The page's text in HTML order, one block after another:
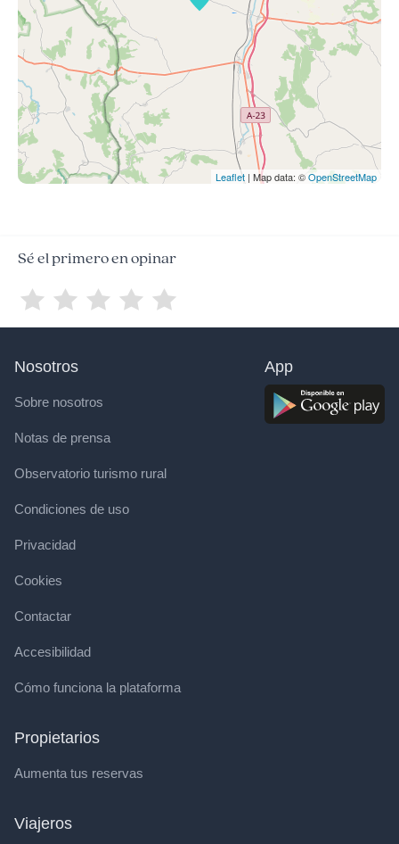
Leaflet | Map data: ©OpenStreetMap
Sé el primero en opinar
Nosotros
Sobre nosotros
Notas de prensa
Observatorio turismo rural
Condiciones de uso
Privacidad
Cookies
Contactar
Accesibilidad
Cómo funciona la plataforma
Propietarios
Aumenta tus reservas
Viajeros
App